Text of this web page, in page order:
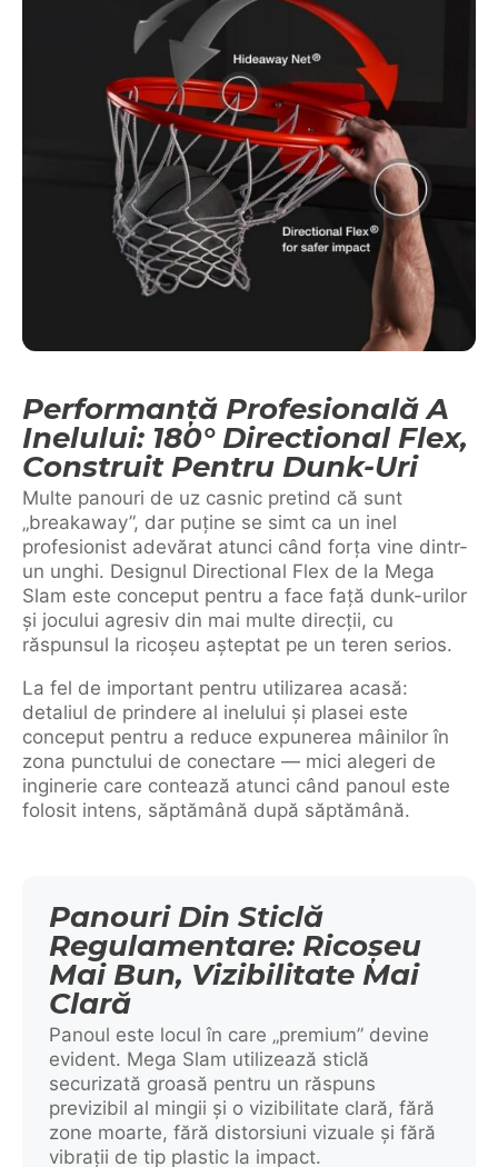
Performanță Profesională A
Inelului: 180° Directional Flex,
Construit Pentru Dunk-Uri
Multe panouri de uz casnic pretind că sunt
„breakaway”, dar puține se simt ca un inel
profesionist adevărat atunci când forța vine dintr-
un unghi. Designul Directional Flex de la Mega
Slam este conceput pentru a face față dunk-urilor
și jocului agresiv din mai multe direcții, cu
răspunsul la ricoșeu așteptat pe un teren serios.
La fel de important pentru utilizarea acasă:
detaliul de prindere al inelului și plasei este
conceput pentru a reduce expunerea mâinilor în
zona punctului de conectare — mici alegeri de
inginerie care contează atunci când panoul este
folosit intens, săptămână după săptămână.
Panouri Din Sticlă
Regulamentare: Ricoșeu
Mai Bun, Vizibilitate Mai
Clară
Panoul este locul în care „premium” devine
evident. Mega Slam utilizează sticlă
securizată groasă pentru un răspuns
previzibil al mingii și o vizibilitate clară, fără
zone moarte, fără distorsiuni vizuale și fără
vibrații de tip plastic la impact.